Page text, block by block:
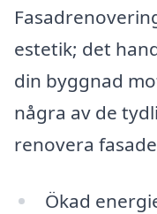
estetik; det
din byggnad
några av de
renovera
Ökad